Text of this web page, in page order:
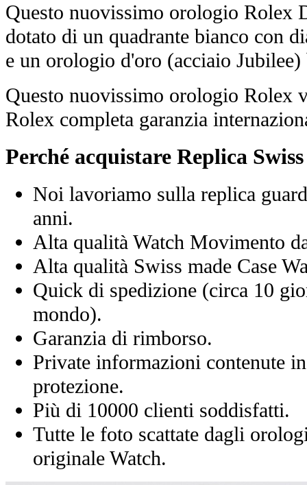
Questo nuovissimo orologio Rolex
dotato di un quadrante bianco con
e un orologio d'oro (acciaio Jubilee)
Questo nuovissimo orologio Rolex
Rolex completa garanzia
Perché acquistare Replica
Noi lavoriamo sulla replica
anni.
Alta qualità Watch Movimento
Alta qualità Swiss made Case
Quick di spedizione (circa 10
mondo).
Garanzia di rimborso.
Private informazioni contenute
protezione.
Più di 10000 clienti soddisfatti.
Tutte le foto scattate dagli
originale Watch.